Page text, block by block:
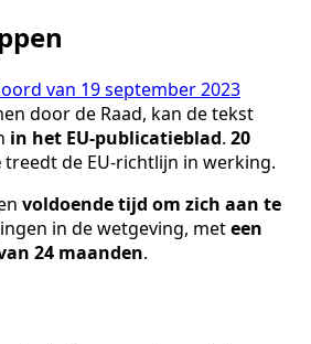
van 19 september 2023
door de Raad, kan de tekst
in het EU-publicatieblad. 20
treedt de EU-richtlijn in werking.
voldoende tijd om zich aan te
in de wetgeving, meteen
24 maanden.